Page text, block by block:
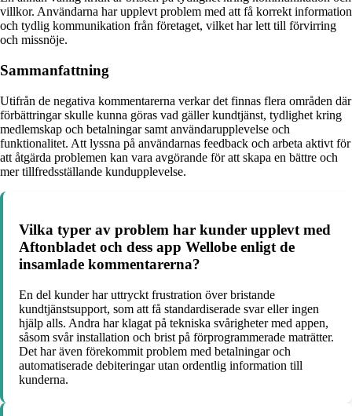
villkor. Användarna har upplevt problem med att få korrekt information
och tydlig kommunikation från företaget, vilket har lett till förvirring
och missnöje.
Sammanfattning
Utifrån de negativa kommentarerna verkar det finnas flera områden där
förbättringar skulle kunna göras vad gäller kundtjänst, tydlighet kring
medlemskap och betalningar samt användarupplevelse och
funktionalitet. Att lyssna på användarnas feedback och arbeta aktivt för
att åtgärda problemen kan vara avgörande för att skapa en bättre och
mer tillfredsställande kundupplevelse.
Vilka typer av problem har kunder upplevt med
Aftonbladet och dess app Wellobe enligt de
insamlade kommentarerna?
En del kunder har uttryckt frustration över bristande
kundtjänstsupport, som att få standardiserade svar eller ingen
hjälp alls. Andra har klagat på tekniska svårigheter med appen,
såsom svår installation och brist på förprogrammerade maträtter.
Det har även förekommit problem med betalningar och
automatiserade debiteringar utan ordentlig information till
kunderna.